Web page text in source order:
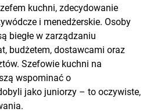
kuchni, zdecydowanie
i menedżerskie. Osoby
biegłe w zarządzaniu
budżetem, dostawcami oraz
Szefowie kuchni na
wspominać o
jako juniorzy – to oczywiste,